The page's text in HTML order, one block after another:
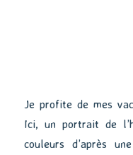
Je profite de mes
Ici, un portrait de
couleurs d’après